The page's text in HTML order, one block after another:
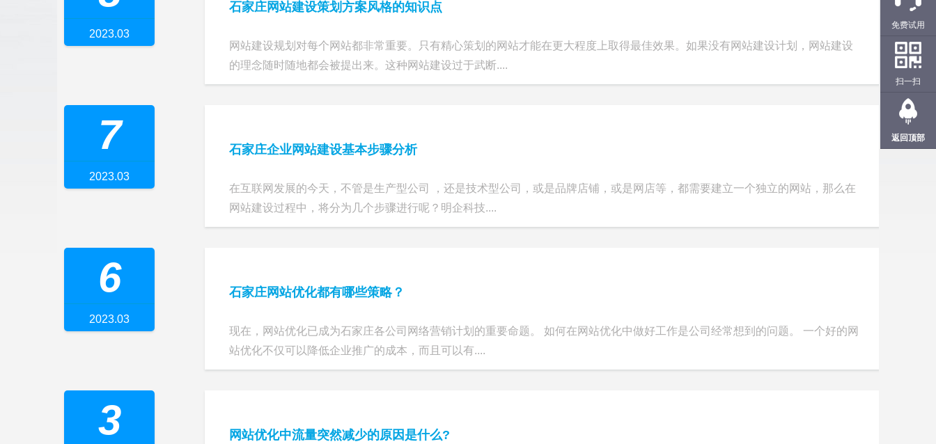
石家庄网站建设策划方案风格的知识点
网站建设规划对每个网站都非常重要。只有精心策划的网站才能在更大程度上取得最佳效果。如果没有网站建设计划，网站建设
的理念随时随地都会被提出来。这种网站建设过于武断....
2023.03
石家庄企业网站建设基本步骤分析
在互联网发展的今天，不管是生产型公司 ，还是技术型公司，或是品牌店铺，或是网店等，都需要建立一个独立的网站，那么在
网站建设过程中，将分为几个步骤进行呢？明企科技....
7
2023.03
石家庄网站优化都有哪些策略？
现在，网站优化已成为石家庄各公司网络营销计划的重要命题。 如何在网站优化中做好工作是公司经常想到的问题。 一个好的网
站优化不仅可以降低企业推广的成本，而且可以有....
6
2023.03
网站优化中流量突然减少的原因是什么?
3
免费试用
扫一扫
返回顶部